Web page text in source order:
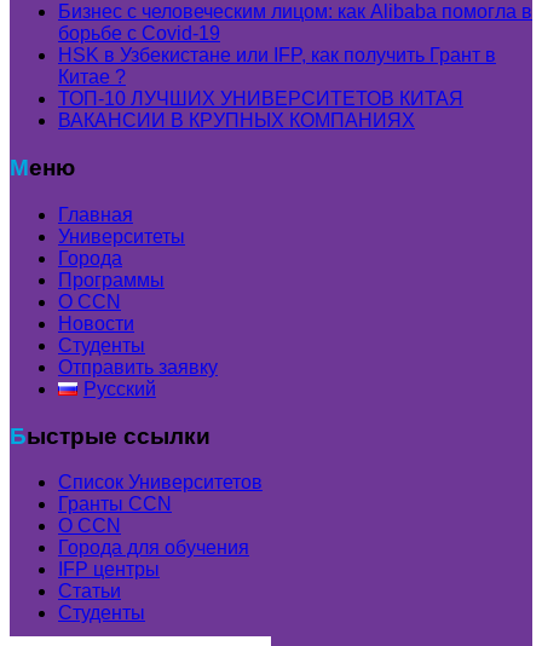
Бизнес с человеческим лицом: как Alibaba помогла в
борьбе с Covid-19
HSK в Узбекистане или IFP, как получить Грант в
Китае ?
ТОП-10 ЛУЧШИХ УНИВЕРСИТЕТОВ КИТАЯ
ВАКАНСИИ В КРУПНЫХ КОМПАНИЯХ
Меню
Главная
Университеты
Города
Программы
О CCN
Новости
Студенты
Отправить заявку
Русский
Быстрые ссылки
Список Университетов
Гранты ССN
О ССN
Города для обучения
IFP центры
Статьи
Студенты